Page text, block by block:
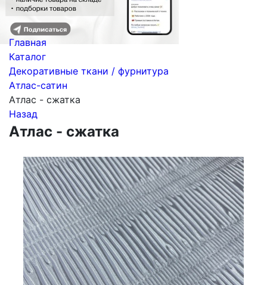
Главная
Каталог
Декоративные ткани / фурнитура
Атлас-сатин
Атлас - сжатка
Назад
Атлас - сжатка